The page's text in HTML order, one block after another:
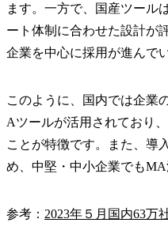
ます。一方で、国産ツール
ート体制に合わせた設計が
企業を中心に採用が進んで
このように、国内では企業
Aツールが活用されており
ことが特徴です。また、導
め、中堅・中小企業でも
参考： 2023年５月国内63万